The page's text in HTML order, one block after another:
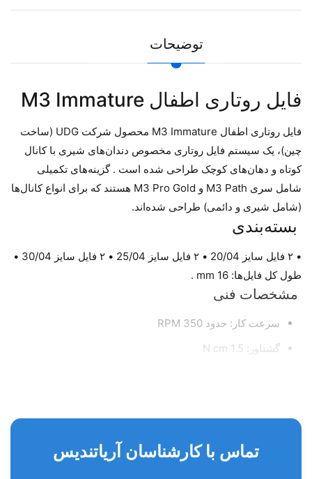
توضیحات
فایل روتاری اطفال M3 Immature
فایل روتاری اطفال M3 Immature محصول شرکت UDG (ساخت
چین)، یک سیستم فایل روتاری مخصوص دندان‌های شیری با کانال
کوتاه و دهان‌های کوچک طراحی شده است . گزینه‌های تکمیلی
شامل سری M3 Path و M3 Pro Gold هستند که برای انواع کانال‌ها
(شامل شیری و دائمی) طراحی شده‌اند.
بسته‌بندی
• ۲ فایل سایز 20/04 • ۲ فایل سایز 25/04 • ۲ فایل سایز 30/04 •
طول کل فایل‌ها: 16 mm .
مشخصات فنی
سرعت کار: حدود 350 RPM
گشتاور: 1.5 N·cm
سر ایمنی non-cutting tip، جهت امنیت بیشتر
تماس با کارشناسان آریاتندیس